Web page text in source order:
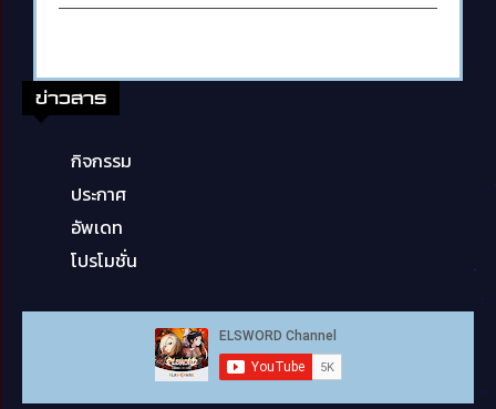
ข่าวสาร
กิจกรรม
ประกาศ
อัพเดท
โปรโมชั่น